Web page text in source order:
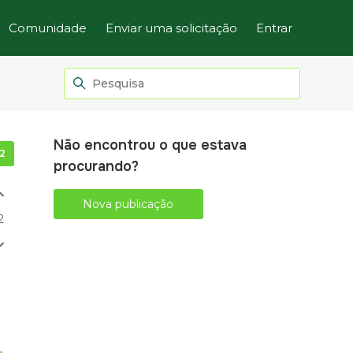
Comunidade Enviar uma solicitação Entrar
Seguido por 2 pessoas
Não encontrou o que estava
procurando?
Nova publicação